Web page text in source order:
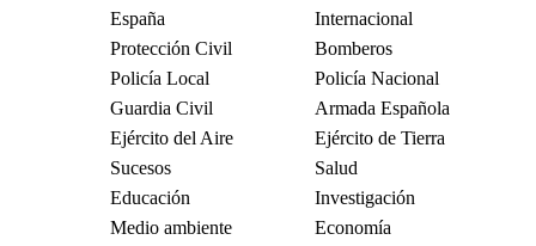
España
Internacional
Protección Civil
Bomberos
Policía Local
Policía Nacional
Guardia Civil
Armada Española
Ejército del Aire
Ejército de Tierra
Sucesos
Salud
Educación
Investigación
Medio ambiente
Economía